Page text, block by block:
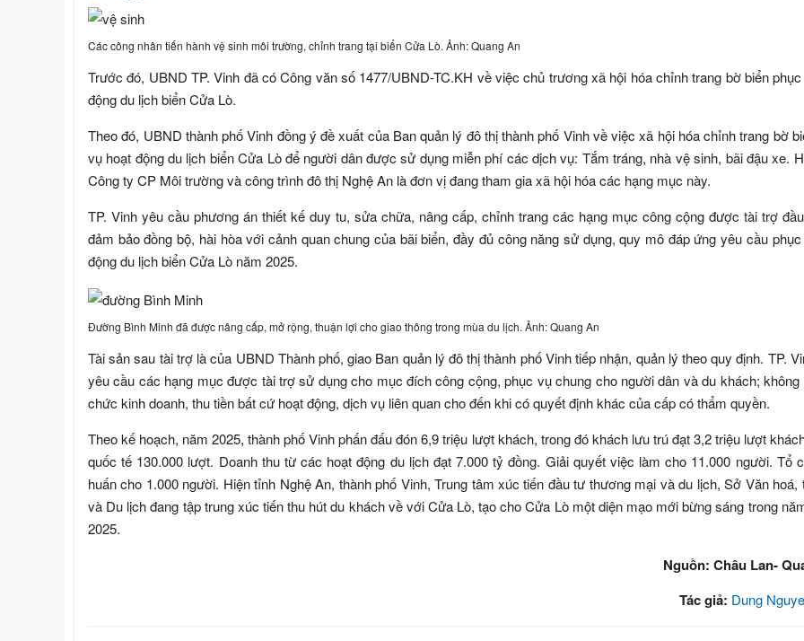
Các công nhân tiến hành vệ sinh môi trường, chỉnh trang tại biển Cửa Lò. Ảnh: Quang An
Trước đó, UBND TP. Vinh đã có Công văn số 1477/UBND-TC.KH về việc chủ trương xã hội hóa chỉnh trang bờ biển
động du lịch biển Cửa Lò.
Theo đó, UBND thành phố Vinh đồng ý đề xuất của Ban quản lý đô thị thành phố Vinh về việc xã hội hóa chỉnh trang bờ
vụ hoạt động du lịch biển Cửa Lò để người dân được sử dụng miễn phí các dịch vụ: Tắm tráng, nhà vệ sinh, bãi đậu xe.
Công ty CP Môi trường và công trình đô thị Nghệ An là đơn vị đang tham gia xã hội hóa các hạng mục này.
TP. Vinh yêu cầu phương án thiết kế duy tu, sửa chữa, nâng cấp, chỉnh trang các hạng mục công cộng được tài trợ
đảm bảo đồng bộ, hài hòa với cảnh quan chung của bãi biển, đầy đủ công năng sử dụng, quy mô đáp ứng yêu cầu
động du lịch biển Cửa Lò năm 2025.
Đường Bình Minh đã được nâng cấp, mở rộng, thuận lợi cho giao thông trong mùa du lịch. Ảnh: Quang An
Tài sản sau tài trợ là của UBND Thành phố, giao Ban quản lý đô thị thành phố Vinh tiếp nhận, quản lý theo quy định. TP.
yêu cầu các hạng mục được tài trợ sử dụng cho mục đích công cộng, phục vụ chung cho người dân và du khách;
chức kinh doanh, thu tiền bất cứ hoạt động, dịch vụ liên quan cho đến khi có quyết định khác của cấp có thẩm quyền.
Theo kế hoạch, năm 2025, thành phố Vinh phấn đấu đón 6,9 triệu lượt khách, trong đó khách lưu trú đạt 3,2 triệu lượt
quốc tế 130.000 lượt. Doanh thu từ các hoạt động du lịch đạt 7.000 tỷ đồng. Giải quyết việc làm cho 11.000 người. Tổ
huấn cho 1.000 người. Hiện tỉnh Nghệ An, thành phố Vinh, Trung tâm xúc tiến đầu tư thương mại và du lịch, Sở Văn hoá,
và Du lịch đang tập trung xúc tiến thu hút du khách về với Cửa Lò, tạo cho Cửa Lò một diện mạo mới bừng sáng trong
2025.
Nguồn: Châu Lan-
Tác giả: Dung